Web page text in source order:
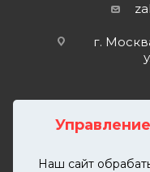
Наш сайт
г.